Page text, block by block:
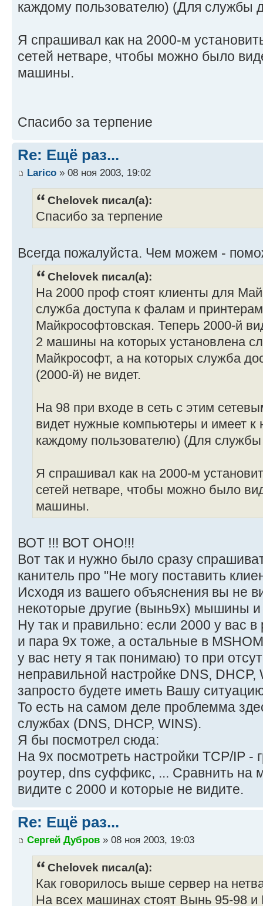
каждому пользователю) (Для службы
Я спрашивал как на 2000-м
сетей нетваре, чтобы можно было
машины.
Спасибо за терпение
Re: Ещё раз...
Larico » 08 ноя 2003, 19:02
Chelovek писал(а):
Спасибо за терпение
Всегда пожалуйста. Чем можем -
Chelovek писал(а):
На 2000 проф стоят клиенты для
служба доступа к фалам и принтерам
Майкрософтовская. Теперь 2000-й
2 машины на которых установлена
Майкрософт, а на которых служба
(2000-й) не видет.
На 98 при входе в сеть с этим
видет нужные компьютеры и имеет к
каждому пользователю) (Для службы
Я спрашивал как на 2000-м
сетей нетваре, чтобы можно было
машины.
ВОТ !!! ВОТ ОНО!!!
Вот так и нужно было сразу
канитель про "Не могу поставить
Исходя из вашего объяснения вы не
некоторые другие (вынь9х) мышины
Ну так и правильно: если 2000 у вас
и пара 9х тоже, а остальные в
у вас нету я так понимаю) то при
неправильной настройке DNS,
запросто будете иметь Вашу
То есть на самом деле проблемма
службах (DNS, DHCP, WINS).
Я бы посмотрел сюда:
На 9х посмотреть настройки TCP/IP -
роутер, dns суффикс, ... Сравнить на
видите с 2000 и которые не видите.
Re: Ещё раз...
Сергей Дубров » 08 ноя 2003, 19:03
Chelovek писал(а):
Как говорилось выше сервер на
На всех машинах стоят Вынь 95-98 и